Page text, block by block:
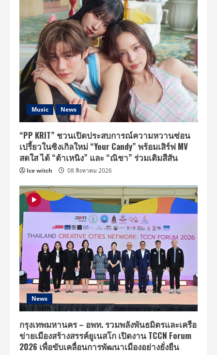
Music News
“PP KRIT” ชวนเปิดประสบการณ์ความหวานซ่อน
เปรี้ยวในซิงเกิลใหม่ “Your Candy” พร้อมเสิร์ฟ MV
สดใส ได้ “ต้าเหนิง” และ “ณิชา” ร่วมเติมสีสัน
Ice witch 08 สิงหาคม 2026
News
กรุงเทพมหานคร – อพท. รวมพลังพันธมิตรและเครือ
ข่ายเมืองสร้างสรรค์ยูเนสโก เปิดงาน TCCN Forum
2026 เพื่อขับเคลื่อนการพัฒนาเมืองอย่างยั่งยืน